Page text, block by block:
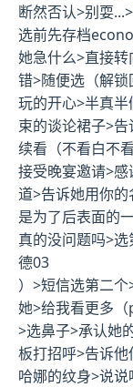
断然否认>别耍
选前先存档
她急什么>直接
错>随便选（解锁
玩的开心>半真
束的谈论裙子>
续看（不看白不
接受晚宴邀请>
道>告诉她用你
是为了后表面的
真的没问题吗>
德03
）>短信选第二
她>给我看更多
>选鼻子>承认她
板打招呼>告诉
哈娜的纹身>说